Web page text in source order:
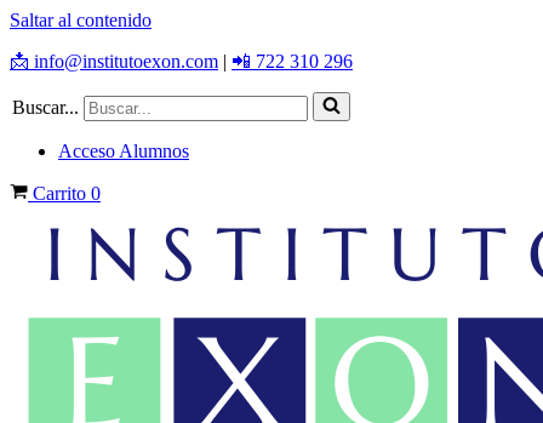
Saltar al contenido
📩 info@institutoexon.com | 📲 722 310 296
Buscar...
Acceso Alumnos
Carrito 0